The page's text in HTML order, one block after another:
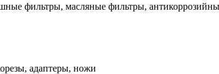
фильтры, масляные фильтры,
адаптеры, ножи